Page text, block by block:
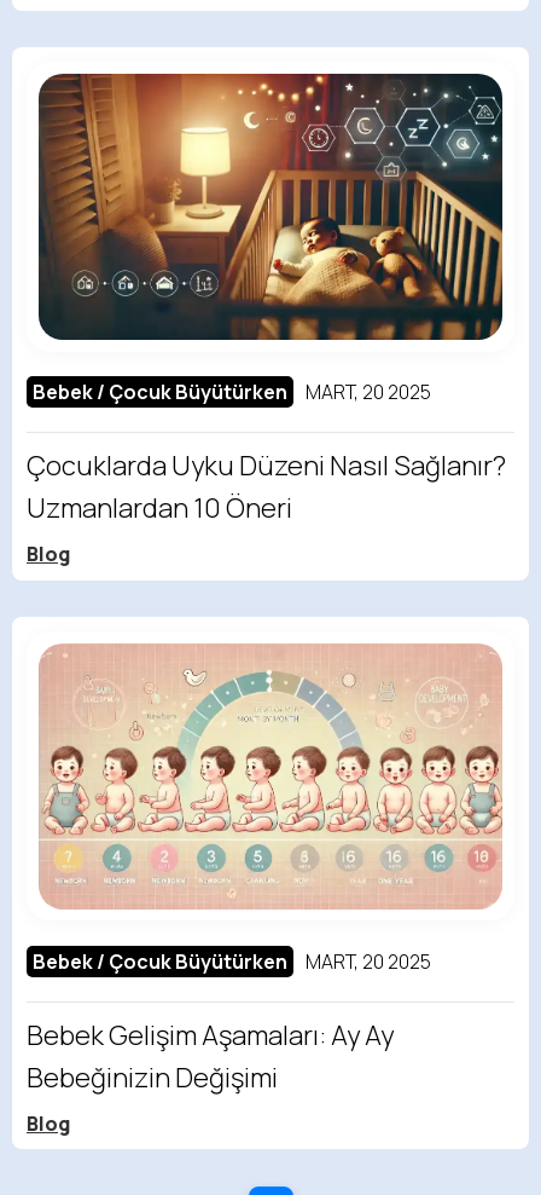
Bebek / Çocuk Büyütürken MART, 20 2025
Çocuklarda Uyku Düzeni Nasıl Sağlanır?
Uzmanlardan 10 Öneri
Blog
Bebek / Çocuk Büyütürken MART, 20 2025
Bebek Gelişim Aşamaları: Ay Ay
Bebeğinizin Değişimi
Blog